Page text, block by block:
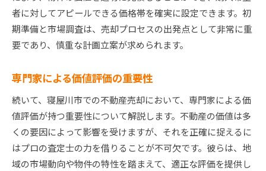
者に対してアピールできる価格帯を確実に設定できます。初
期準備と市場調査は、売却プロセスの出発点として非常に重
要であり、慎重な計画立案が求められます。
専門家による価値評価の重要性
続いて、寝屋川市での不動産売却において、専門家による価
値評価が持つ重要性について解説します。不動産の価値は多
くの要因によって影響を受けますが、それを正確に捉えるに
はプロの査定士の力を借りることが不可欠です。彼らは、地
域の市場動向や物件の特性を踏まえて、適正な評価を提供し